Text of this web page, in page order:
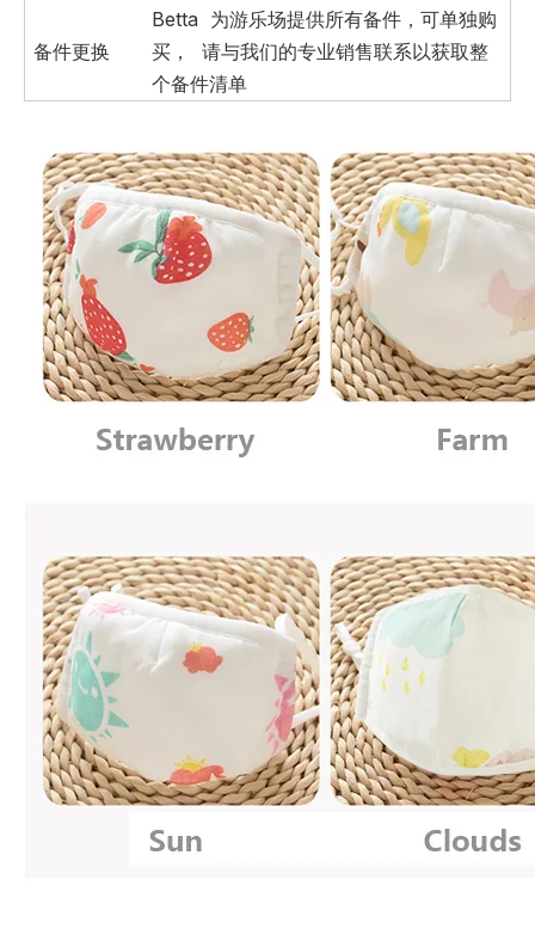
备件更换
Betta 为游乐场提供所有备件，可单独购
买， 请与我们的专业销售联系以获取整
个备件清单